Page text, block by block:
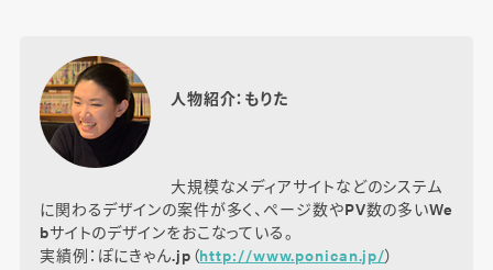
人物紹介：もりた
大規模なメディアサイトなどのシステム
に関わるデザインの案件が多く、ページ数やPV数の多いWe
bサイトのデザインをおこなっている。
実績例：ぽにきゃん.jp（http://www.ponican.jp/）